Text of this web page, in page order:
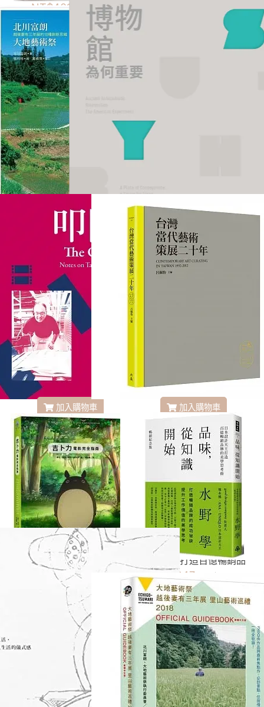
NT$401 NT$520
加入購物車
進，給所有追夢人的23則
NT$380
北川富朗大地藝術祭：越
後妻有三年展的10種創新
思維
NT$395 NT$500
加入購物車
NT$383 NT$450
叩問：藍祖蔚的台灣電影
備忘錄
NT$595
加入購物車
NT$395
加入購物車
吉卜力電影完全指南
NT$592 NT$800
加入購物車
品味，從知識開始：日本
設計天王打造百億暢銷品
牌的美學思考術【暢銷紀
念版】
NT$247 NT$320
加入購物車